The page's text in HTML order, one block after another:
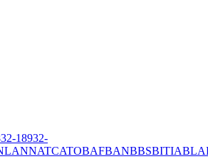
32-18932-
ANNATCATOBAFBANBBSBITIABLA